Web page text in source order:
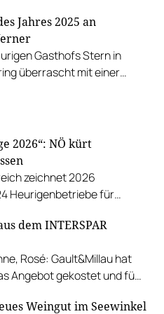
Jahres 2025 an
Gasthofs Stern in
überrascht mit einer
2026“: NÖ kürt
zeichnet 2026
Heurigenbetriebe für
dem INTERSPAR
Rosé: Gault&Millau hat
Angebot gekostet und fünf
Weingut im Seewinkel